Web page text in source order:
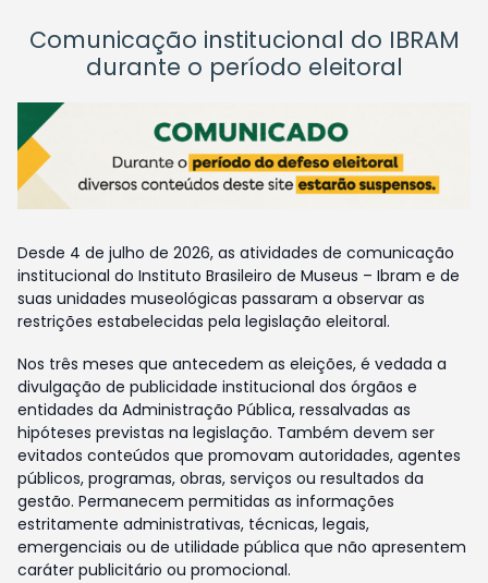
Comunicação institucional do IBRAM
durante o período eleitoral
Desde 4 de julho de 2026, as atividades de comunicação
institucional do Instituto Brasileiro de Museus – Ibram e de
suas unidades museológicas passaram a observar as
restrições estabelecidas pela legislação eleitoral.
Nos três meses que antecedem as eleições, é vedada a
divulgação de publicidade institucional dos órgãos e
entidades da Administração Pública, ressalvadas as
hipóteses previstas na legislação. Também devem ser
evitados conteúdos que promovam autoridades, agentes
públicos, programas, obras, serviços ou resultados da
gestão. Permanecem permitidas as informações
estritamente administrativas, técnicas, legais,
emergenciais ou de utilidade pública que não apresentem
caráter publicitário ou promocional.